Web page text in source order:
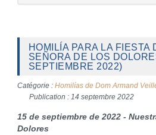
HOMILÍA PARA LA FIESTA
SEÑORA DE LOS
SEPTIEMBRE 2022)
Catégorie : Homilías de Dom Armand
Publication : 14 septembre 2022
15 de septiembre de 2022 -
Dolores